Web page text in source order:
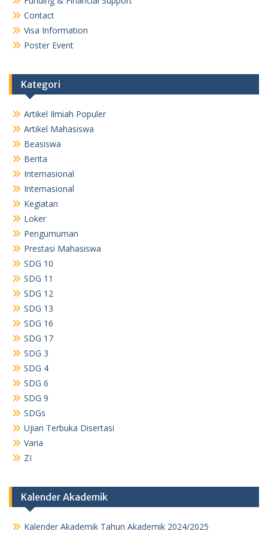
Contact
Visa Information
Poster Event
Kategori
Artikel Ilmiah Populer
Artikel Mahasiswa
Beasiswa
Berita
Internasional
Internasional
Kegiatan
Loker
Pengumuman
Prestasi Mahasiswa
SDG 10
SDG 11
SDG 12
SDG 13
SDG 16
SDG 17
SDG 3
SDG 4
SDG 6
SDG 9
SDGs
Ujian Terbuka Disertasi
Varia
ZI
Kalender Akademik
Kalender Akademik Tahun Akademik 2024/2025